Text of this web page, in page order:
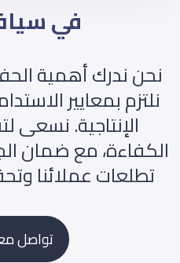
في
نحن ندرك أهمية
نلتزم بمعايير
الإنتاجية. نسعى
الكفاءة، مع ضمان
تطلعات عملائنا
تواصل